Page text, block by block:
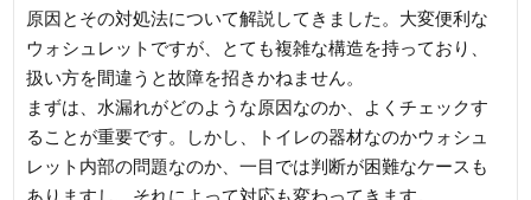
原因とその対処法について解説してきました。大変便利な
ウォシュレットですが、とても複雑な構造を持っており、
扱い方を間違うと故障を招きかねません。
まずは、水漏れがどのような原因なのか、よくチェックす
ることが重要です。しかし、トイレの器材なのかウォシュ
レット内部の問題なのか、一目では判断が困難なケースも
ありますし、それによって対応も変わってきます。